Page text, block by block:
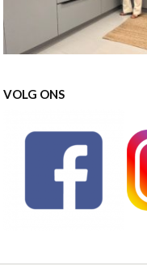
VOLG ONS